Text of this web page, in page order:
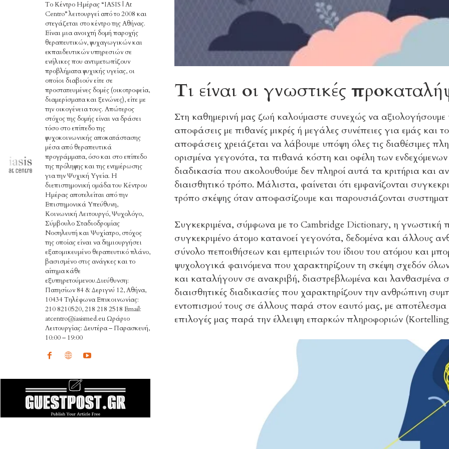
Το Κέντρο Ημέρας “IASIS | At
Centro” λειτουργεί από το 2008 και
στεγάζεται στο κέντρο της Αθήνας.
Είναι μια ανοιχτή δομή παροχής
θεραπευτικών, ψυχαγωγικών και
εκπαιδευτικών υπηρεσιών σε
ενήλικες που αντιμετωπίζουν
προβλήματα ψυχικής υγείας, οι
οποίοι διαβιούν είτε σε
προστατευμένες δομές (οικοτροφεία,
διαμερίσματα και ξενώνες), είτε με
την οικογένεια τους. Απώτερος
στόχος της δομής είναι να δράσει
τόσο στο επίπεδο της
ψυχοκοινωνικής αποκατάστασης
μέσα από θεραπευτικά
προγράμματα, όσο και στο επίπεδο
της πρόληψης και της ενημέρωσης
για την Ψυχική Υγεία. Η
διεπιστημονική ομάδα του Κέντρου
Ημέρας αποτελείται από την
Επιστημονικά Υπεύθυνη,
Κοινωνική Λειτουργό, Ψυχολόγο,
Σύμβουλο Σταδιοδρομίας
Νοσηλευτή και Ψυχίατρο, στόχος
της οποίας είναι να δημιουργήσει
εξατομικευμένο θεραπευτικό πλάνο,
βασισμένο στις ανάγκες και το
αίτημα κάθε
εξυπηρετούμενου.Διεύθυνση:
Πατησίων 84 & Δεριγνύ 12, Αθήνα,
10434 Τηλέφωνα Επικοινωνίας:
210 8210520, 218 218 2518 Email:
atcentro@iasismed.eu Ωράριο
Λειτουργίας: Δευτέρα – Παρασκευή,
10:00 – 19:00
Τι είναι οι γνωστικές
Στη καθημερινή μας ζωή καλούμαστε συνεχώς να
αποφάσεις με πιθανές μικρές ή μεγάλες συνέπειες για εμάς
αποφάσεις χρειάζεται να λάβουμε υπόψη όλες τις διαθέσιμες
ορισμένα γεγονότα, τα πιθανά κόστη και οφέλη των
διαδικασία που ακολουθούμε δεν πληροί αυτά τα κριτήρια και
διαισθητικό τρόπο. Μάλιστα, φαίνεται ότι εμφανίζονται
τρόπο σκέψης όταν αποφασίζουμε και παρουσιάζονται
Συγκεκριμένα, σύμφωνα με το Cambridge Dictionary, η γνωστική
συγκεκριμένο άτομο κατανοεί γεγονότα, δεδομένα και άλλους
σύνολο πεποιθήσεων και εμπειριών του ίδιου του ατόμου και
ψυχολογικά φαινόμενα που χαρακτηρίζουν τη σκέψη σχεδόν
και καταλήγουν σε ανακριβή, διαστρεβλωμένα και λανθασμένα
διαισθητικές διαδικασίες που χαρακτηρίζουν την ανθρώπινη
εντοπισμού τους σε άλλους παρά στον εαυτό μας, με
επιλογές μας παρά την έλλειψη επαρκών πληροφοριών